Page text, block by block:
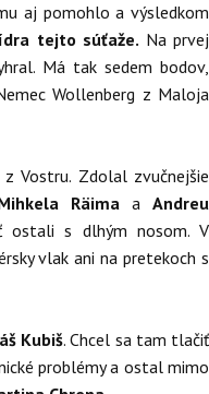
aj pomohlo a výsledkom
tejto súťaže. Na prvej
Má tak sedem bodov,
Wollenberg z Maloja
z Vostru. Zdolal zvučnejšie
Räima a Andreu
ostali s dlhým nosom. V
vlak ani na pretekoch s
Kubiš. Chcel sa tam tlačiť
problémy a ostal mimo